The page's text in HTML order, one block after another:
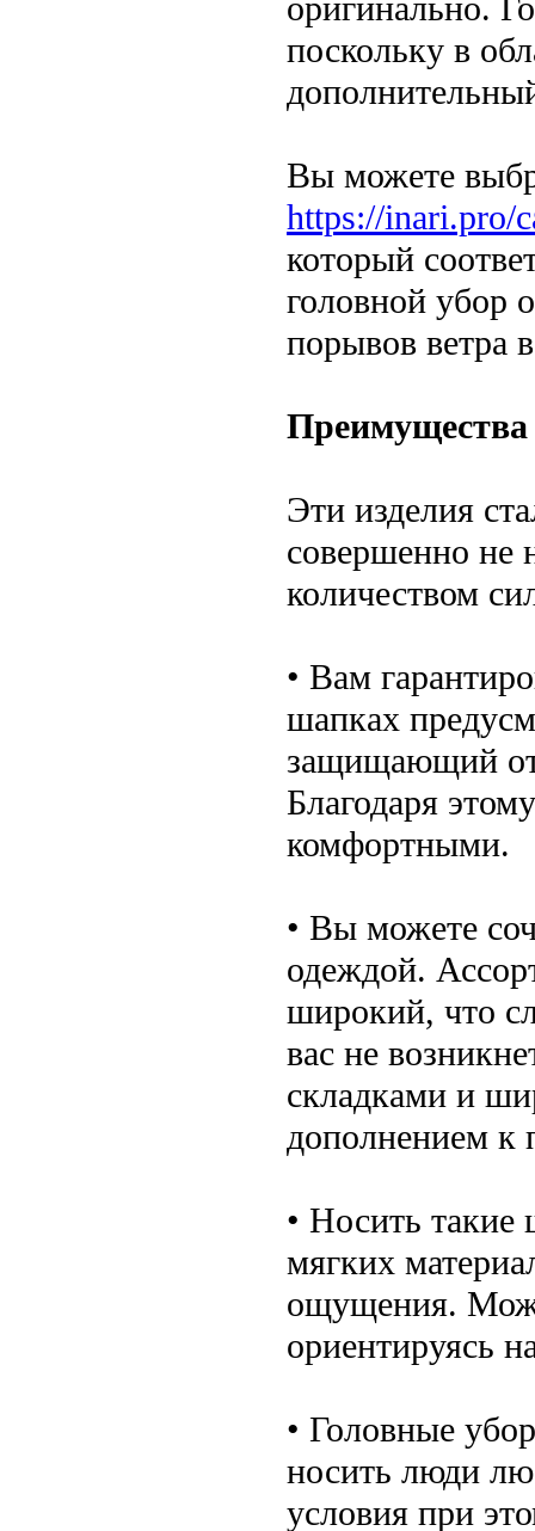
оригинально.
поскольку в
Вы можете
https://inari.pro/
который
головной убор
порывов ветра
Эти изделия
совершенно не
количеством
• Вам
шапках
защищающий
Благодаря
комфортными.
• Вы можете
одеждой.
широкий, что
вас не
складками и
дополнением к
• Носить такие
мягких
ощущения.
ориентируясь
• Головные
носить люди
условия при